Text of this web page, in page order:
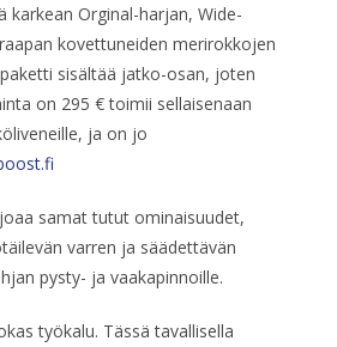
karkean Orginal-harjan, Wide-
kovettuneiden merirokkojen
sisältää jatko-osan, joten
on 295 € toimii sellaisenaan
ja on jo
samat tutut ominaisuudet,
varren ja säädettävän
pysty- ja vaakapinnoille.
työkalu. Tässä tavallisella